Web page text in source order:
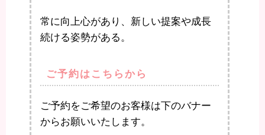
常に向上心があり、新しい提案や成長
続ける姿勢がある。
ご予約はこちらから
ご予約をご希望のお客様は下のバナー
からお願いいたします。